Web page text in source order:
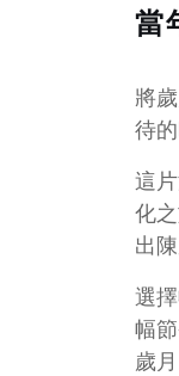
當
將
待
這
化
出
選
幅
歲月